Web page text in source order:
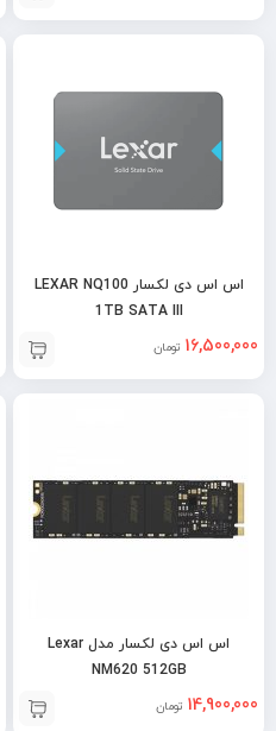
اس اس دی لکسار LEXAR NQ100
1TB SATA III
16,500,000 تومان
اس اس دی لکسار مدل Lexar
NM620 512GB
14,900,000 تومان